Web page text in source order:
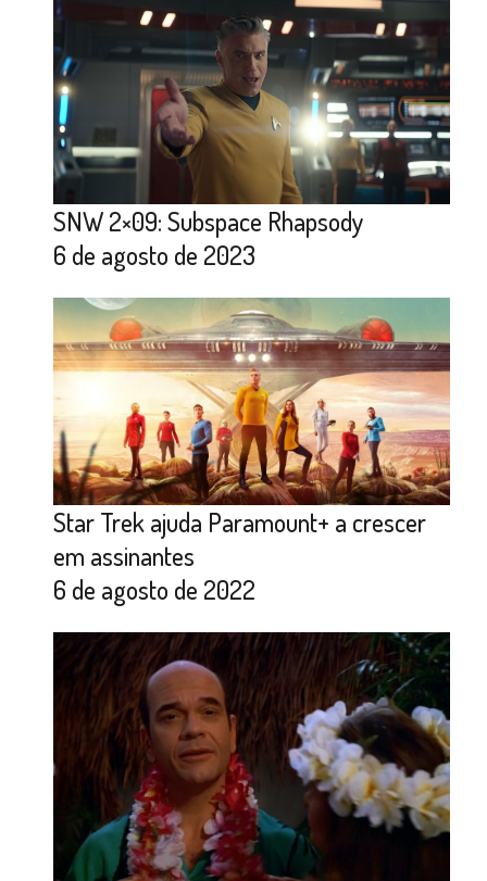
SNW 2×09: Subspace Rhapsody
6 de agosto de 2023
Star Trek ajuda Paramount+ a crescer
em assinantes
6 de agosto de 2022